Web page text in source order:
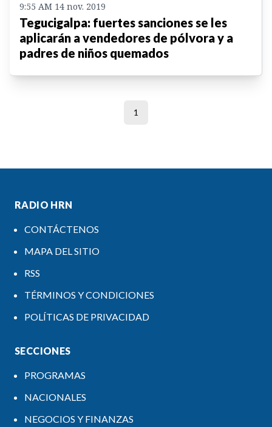
9:55 AM 14 nov. 2019
Tegucigalpa: fuertes sanciones se les
aplicarán a vendedores de pólvora y a
padres de niños quemados
1
RADIO HRN
CONTÁCTENOS
MAPA DEL SITIO
RSS
TÉRMINOS Y CONDICIONES
POLÍTICAS DE PRIVACIDAD
SECCIONES
PROGRAMAS
NACIONALES
NEGOCIOS Y FINANZAS